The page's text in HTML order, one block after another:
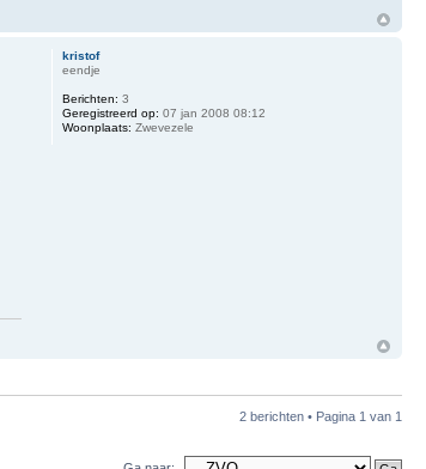
kristof
eendje
Berichten: 3
Geregistreerd op: 07 jan 2008 08:12
Woonplaats: Zwevezele
2 berichten • Pagina 1 van 1